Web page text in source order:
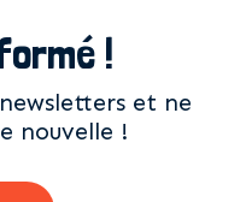
!
et ne
nouvelle !